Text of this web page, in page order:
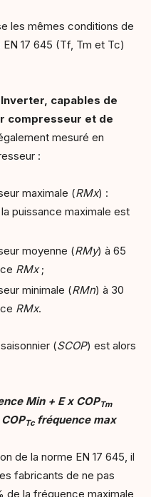
les mêmes conditions de
17 645 (Tf, Tm et Tc)
capables de
compresseur et de
mesuré en
:
maximale (RMx) :
puissance maximale est
moyenne (RMy) à 65
RMx;
minimale (RMn) à 30
RMx.
(SCOP) est alors
Min + E x COPTm
Tc fréquence max
de la norme EN 17 645, il
fabricants de ne pas
de la fréquence maximale